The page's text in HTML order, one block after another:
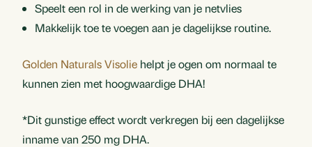
Speelt een rol in de werking van je netvlies
Makkelijk toe te voegen aan je dagelijkse routine.
Golden Naturals Visolie helpt je ogen om normaal te
kunnen zien met hoogwaardige DHA!
*Dit gunstige effect wordt verkregen bij een dagelijkse
inname van 250 mg DHA.